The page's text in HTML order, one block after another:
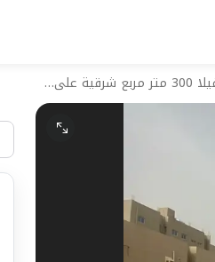
فيلا 300 متر مربع شرقية على شارع 20م